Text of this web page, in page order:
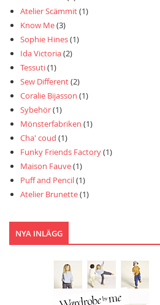
Atelier Scämmit(1)
Know Me(3)
Sophie Hines(1)
Ida Victoria(2)
Tessuti(1)
Sew Different(2)
Coralie Bijasson (1)
Sybehör(1)
Mönsterfabriken (1)
Cha' coud (1)
Funky Friends Factory(1)
Maison Fauve(1)
Puff and Pencil(1)
Atelier Brunette(1)
NYA INLÄGG